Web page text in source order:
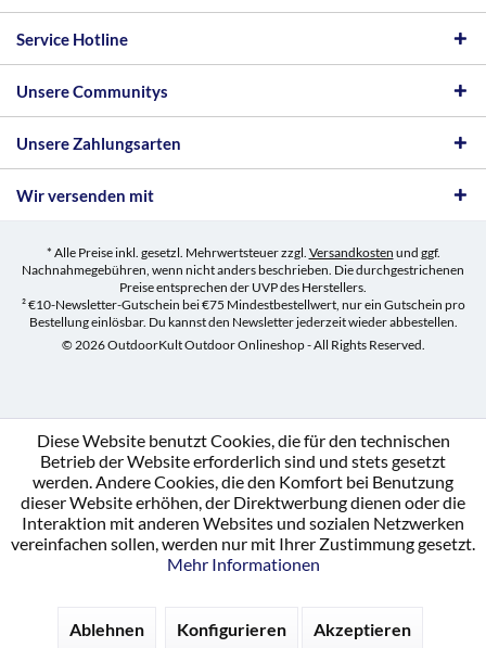
Service Hotline
Unsere Communitys
Unsere Zahlungsarten
Wir versenden mit
* Alle Preise inkl. gesetzl. Mehrwertsteuer zzgl. Versandkosten und ggf.
Nachnahmegebühren, wenn nicht anders beschrieben. Die durchgestrichenen
Preise entsprechen der UVP des Herstellers.
² €10-Newsletter-Gutschein bei €75 Mindestbestellwert, nur ein Gutschein pro
Bestellung einlösbar. Du kannst den Newsletter jederzeit wieder abbestellen.
© 2026 OutdoorKult Outdoor Onlineshop - All Rights Reserved.
Diese Website benutzt Cookies, die für den technischen
Betrieb der Website erforderlich sind und stets gesetzt
werden. Andere Cookies, die den Komfort bei Benutzung
dieser Website erhöhen, der Direktwerbung dienen oder die
Interaktion mit anderen Websites und sozialen Netzwerken
vereinfachen sollen, werden nur mit Ihrer Zustimmung gesetzt.
Mehr Informationen
Ablehnen Konfigurieren Akzeptieren